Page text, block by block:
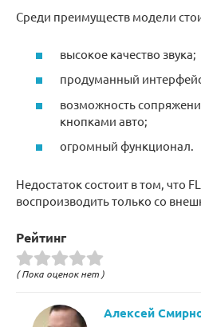
Среди преимуществ модели
высокое качество звука;
продуманный
возможность
кнопками авто;
огромный функционал.
Недостаток состоит в том, что
воспроизводить только со
Рейтинг
( Пока оценок нет )
Алексей